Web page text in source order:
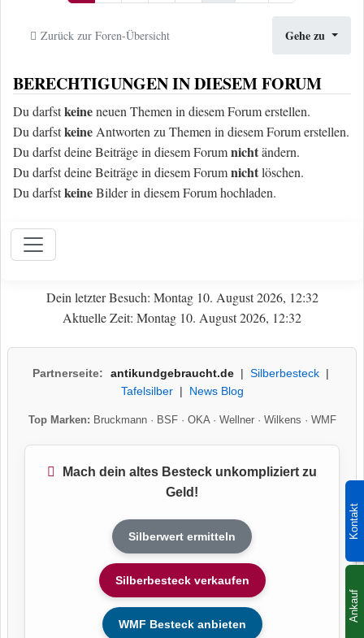
Kontakt
Ankauf
Zurück zur Foren-Übersicht Gehe zu
BERECHTIGUNGEN IN DIESEM FORUM
Du darfstkeineneuen Themen in diesem Forum erstellen.
Du darfstkeine Antworten zu Themen in diesem Forum erstellen.
Du darfst deine Beiträge in diesem Forumnichtändern.
Du darfst deine Beiträge in diesem Forumnichtlöschen.
Du darfstkeineBilder in diesem Forum hochladen.
Dein letzter Besuch: Montag 10. August 2026, 12:32
Aktuelle Zeit: Montag 10. August 2026, 12:32
Partnerseite: antikundgebraucht.de| Silberbesteck|
Tafelsilber| News Blog
Top Marken: Bruckmann· BSF· OKA· Wellner· Wilkens · WMF
Mach dein altes Besteck unkompliziert zu
Geld!
Silberwert ermitteln
Silberbesteck verkaufen
WMF Besteck anbieten